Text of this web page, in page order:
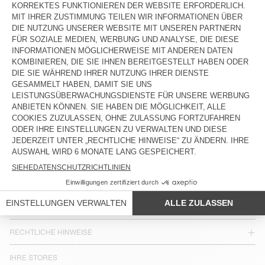
UNISEXHUT PADOW
75 €
37,50 €
26,25 €
UNISEXHUT ZIDIBAY
70 €
28 €
23,80 €
LAND/REGION : DEUTSCHLAND
SPRACHE :
BARRIEREFREIHEIT
KUNDENSERVICE
RECHTLICHE HINWEISE
IHRE STORES
NEWSLETTER